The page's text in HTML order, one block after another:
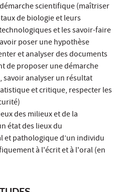
scientifique (maîtriser
de biologie et leurs
et les savoir-faire
poser une hypothèse
et analyser des documents
de proposer une démarche
analyser un résultat
et critique, respecter les
des milieux et de la
état des lieux du
pathologique d’un individu
à l'écrit et à l'oral (en